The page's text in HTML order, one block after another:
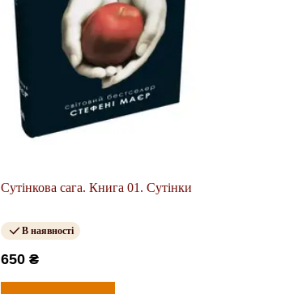
Сутінкова сага. Книга 01. Сутінки
В наявності
650 ₴